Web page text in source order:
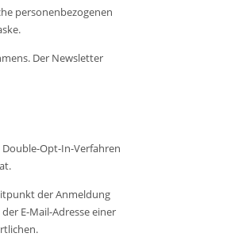
personenbezogenen
Der Newsletter
Opt-In-Verfahren
der Anmeldung
E-Mail-Adresse einer